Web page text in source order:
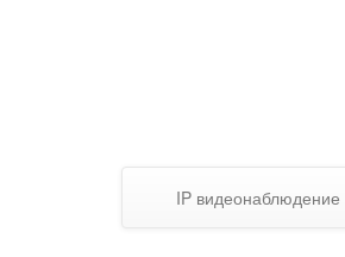
IP видеонаблюдение